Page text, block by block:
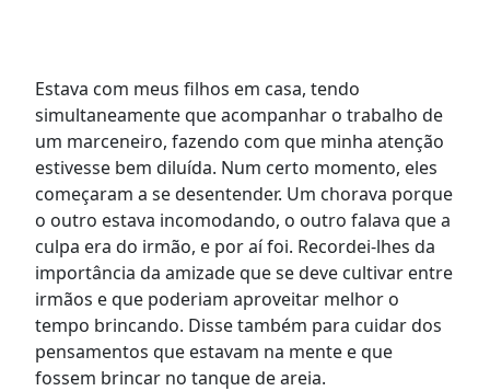
Estava com meus filhos em casa, tendo
simultaneamente que acompanhar o trabalho de
um marceneiro, fazendo com que minha atenção
estivesse bem diluída. Num certo momento, eles
começaram a se desentender. Um chorava porque
o outro estava incomodando, o outro falava que a
culpa era do irmão, e por aí foi. Recordei-lhes da
importância da amizade que se deve cultivar entre
irmãos e que poderiam aproveitar melhor o
tempo brincando. Disse também para cuidar dos
pensamentos que estavam na mente e que
fossem brincar no tanque de areia.